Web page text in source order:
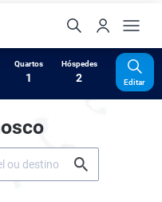
Quartos
1
Hóspedes
2 Editar